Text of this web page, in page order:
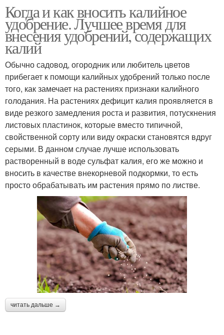
Когда и как вносить калийное
удобрение. Лучшее время для
внесения удобрений, содержащих
калий
Обычно садовод, огородник или любитель цветов
прибегает к помощи калийных удобрений только после
того, как замечает на растениях признаки калийного
голодания. На растениях дефицит калия проявляется в
виде резкого замедления роста и развития, потускнения
листовых пластинок, которые вместо типичной,
свойственной сорту или виду окраски становятся вдруг
серыми. В данном случае лучше использовать
растворенный в воде сульфат калия, его же можно и
вносить в качестве внекорневой подкормки, то есть
просто обрабатывать им растения прямо по листве.
читать дальше →